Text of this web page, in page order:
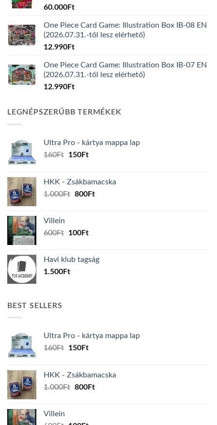
60.000Ft
One Piece Card Game: Illustration Box IB-08 EN
(2026.07.31.-től lesz elérhető)
12.990Ft
One Piece Card Game: Illustration Box IB-07 EN
(2026.07.31.-től lesz elérhető)
12.990Ft
LEGNÉPSZERŰBB TERMÉKEK
Ultra Pro - kártya mappa lap
160Ft
Original
160Ft.
150FtCurrent
150Ft.
HKK - Zsákbamacska
1.000Ft Original
800FtCurrent
Villein
600Ft
Original
600Ft.
100FtCurrent
100Ft.
Havi klub tagság
1.500Ft
BEST SELLERS
Ultra Pro - kártya mappa lap
160Ft
Original
160Ft.
150FtCurrent
150Ft.
HKK - Zsákbamacska
1.000Ft Original
800FtCurrent
Villein